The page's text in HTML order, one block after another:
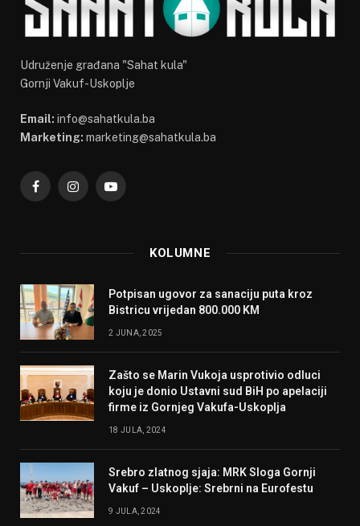
Udruženje građana "Sahat kula"
Gornji Vakuf-Uskoplje
Email: info@sahatkula.ba
Marketing: marketing@sahatkula.ba
FacebookInstagramYouTube
KOLUMNE
Potpisan ugovor za sanaciju puta kroz
Bistricu vrijedan 800.000 KM
2 JUNA, 2025
Zašto se Marin Vukoja usprotivio odluci
koju je donio Ustavni sud BiH po apelaciji
firme iz Gornjeg Vakufa-Uskoplja
18 JULA, 2024
Srebro zlatnog sjaja: MRK Sloga Gornji
Vakuf – Uskoplje: Srebrni na Eurofestu
9 JULA, 2024